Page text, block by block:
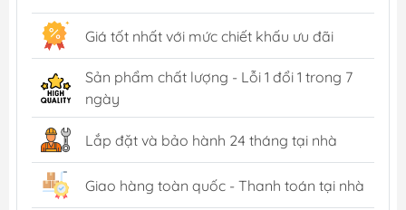
Giá tốt nhất với mức chiết khấu ưu đãi
Sản phẩm chất lượng - Lỗi 1 đổi 1 trong 7
ngày
Lắp đặt và bảo hành 24 tháng tại nhà
Giao hàng toàn quốc - Thanh toán tại nhà